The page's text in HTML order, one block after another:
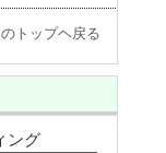
トップヘ戻る
ング